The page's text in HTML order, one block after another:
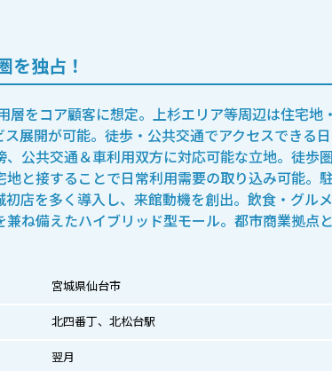
を独占！
をコア顧客に想定。上杉エリア等周辺は住宅地
展開が可能。徒歩・公共交通でアクセスできる
公共交通＆車利用双方に対応可能な立地。徒歩
と接することで日常利用需要の取り込み可能。
店を多く導入し、来館動機を創出。飲食・グル
ね備えたハイブリッド型モール。都市商業拠点
宮城県仙台市
北四番丁、北松台駅
翌月